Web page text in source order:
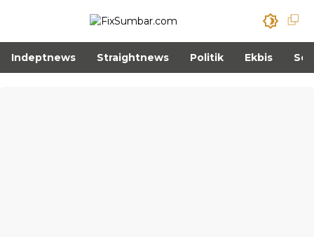
Indeptnews Straightnews Politik Ekbis